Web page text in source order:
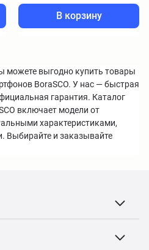
В корзину
можете выгодно купить товары
BoraSCO. У нас — быстрая
гарантия. Каталог
включает модели от
характеристиками,
Выбирайте и заказывайте